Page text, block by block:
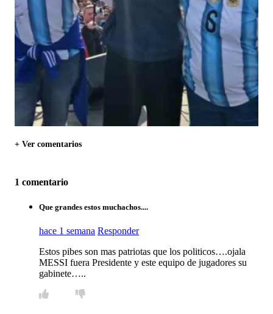
+ Ver comentarios
1 comentario
Que grandes estos muchachos....
hace 1 semana Responder
Estos pibes son mas patriotas que los politicos….ojala
MESSI fuera Presidente y este equipo de jugadores su
gabinete…..